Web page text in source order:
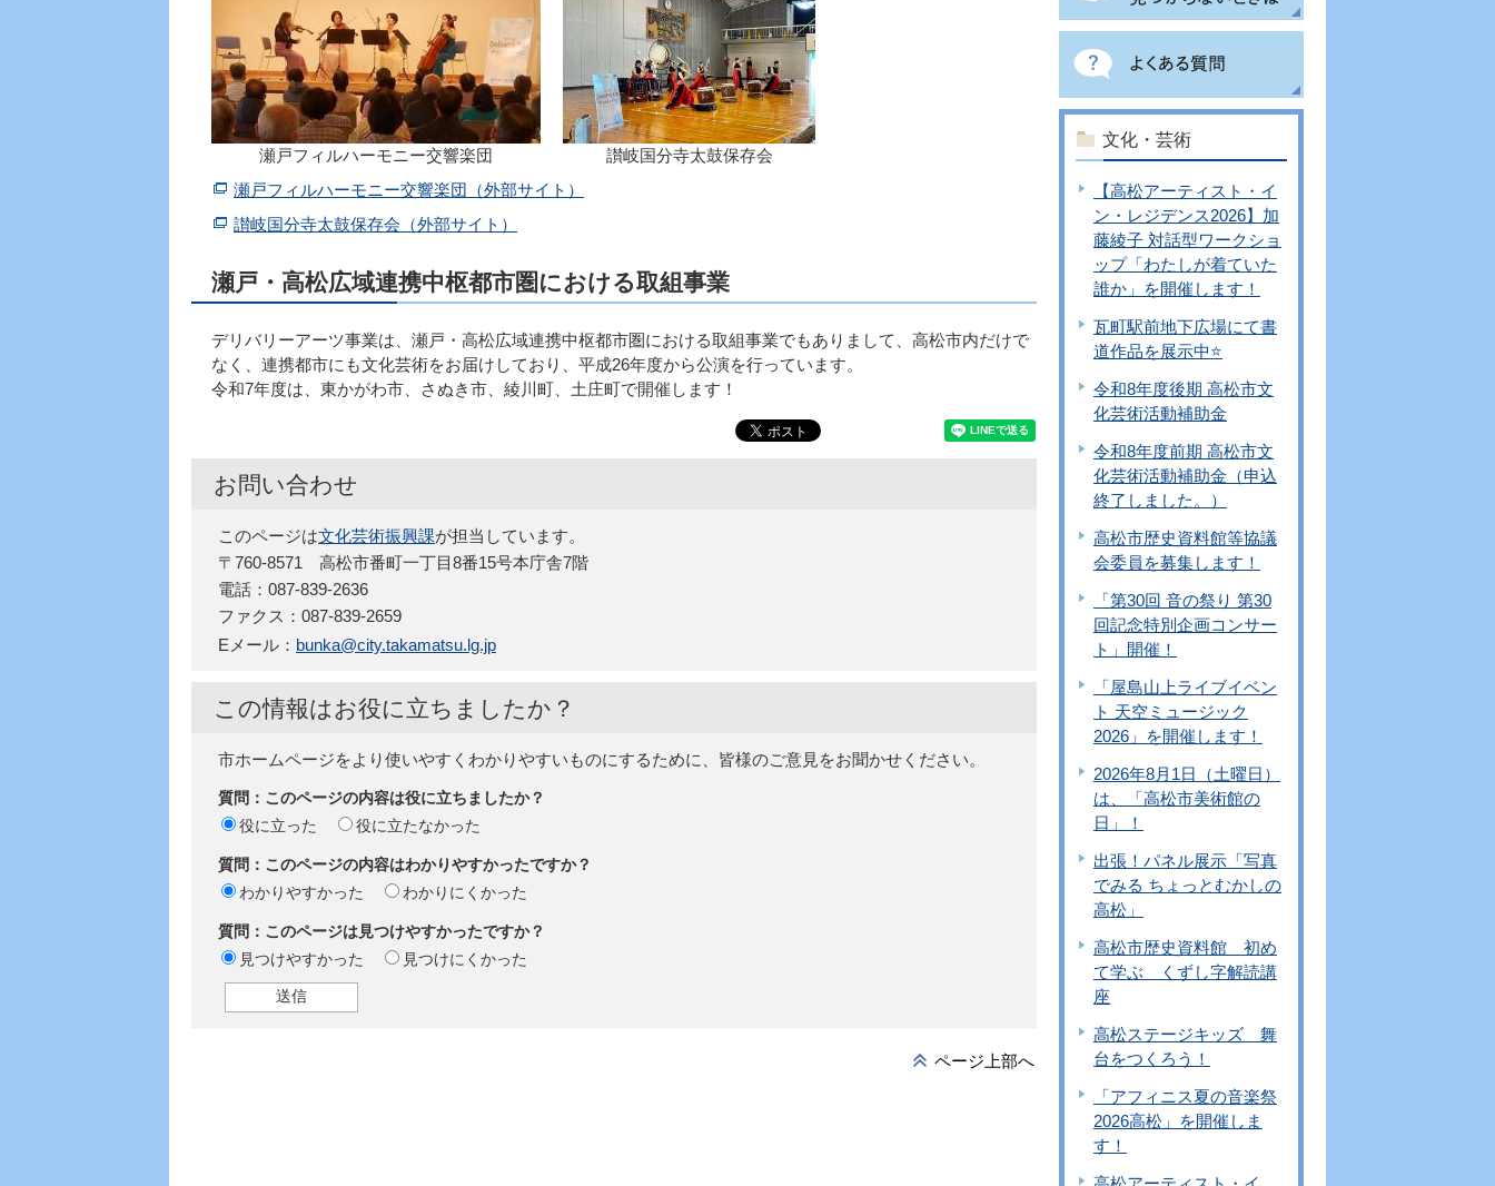
瀬戸フィルハーモニー交響楽団
讃岐国分寺太鼓保存会
瀬戸フィルハーモニー交響楽団（外部サイト）
讃岐国分寺太鼓保存会（外部サイト）
瀬戸・高松広域連携中枢都市圏における取組事業
デリバリーアーツ事業は、瀬戸・高松広域連携中枢都市圏における取組事業でもありまして、高松市内だけで
なく、連携都市にも文化芸術をお届けしており、平成26年度から公演を行っています。
令和7年度は、東かがわ市、さぬき市、綾川町、土庄町で開催します！
お問い合わせ
このページは文化芸術振興課が担当しています。
〒760-8571 高松市番町一丁目8番15号本庁舎7階
電話：087-839-2636
ファクス：087-839-2659
Eメール： bunka@city.takamatsu.lg.jp
この情報はお役に立ちましたか？
市ホームページをより使いやすくわかりやすいものにするために、皆様のご意見をお聞かせください。
質問：このページの内容は役に立ちましたか？
役に立った
役に立たなかった
質問：このページの内容はわかりやすかったですか？
わかりやすかった
わかりにくかった
質問：このページは見つけやすかったですか？
見つけやすかった
見つけにくかった
ページ上部へ
文化・芸術
【高松アーティスト・イ
ン・レジデンス2026】加
藤綾子 対話型ワークショ
ップ「わたしが着ていた
誰か」を開催します！
瓦町駅前地下広場にて書
道作品を展示中⭐
令和8年度後期 高松市文
化芸術活動補助金
令和8年度前期 高松市文
化芸術活動補助金（申込
終了しました。）
高松市歴史資料館等協議
会委員を募集します！
「第30回 音の祭り 第30
回記念特別企画コンサー
ト」開催！
「屋島山上ライブイベン
ト 天空ミュージック
2026」を開催します！
2026年8月1日（土曜日）
は、「高松市美術館の
日」！
出張！パネル展示「写真
でみる ちょっとむかしの
高松」
高松市歴史資料館 初め
て学ぶ くずし字解読講
座
高松ステージキッズ 舞
台をつくろう！
「アフィニス夏の音楽祭
2026高松」を開催しま
す！